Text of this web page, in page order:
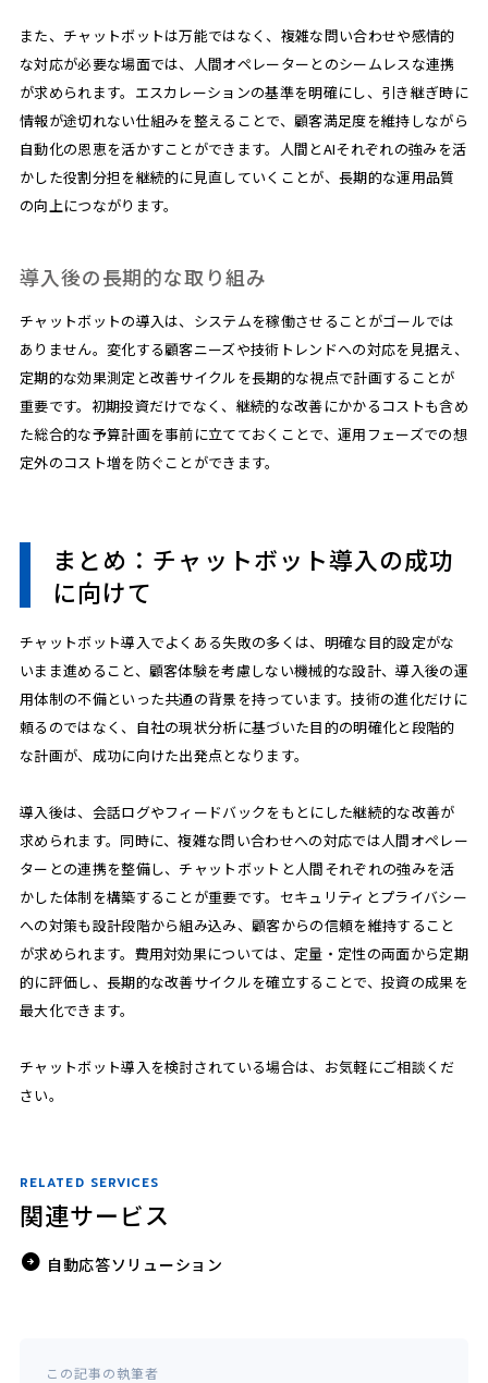
また、チャットボットは万能ではなく、複雑な問い合わせや感情的
な対応が必要な場面では、人間オペレーターとのシームレスな連携
が求められます。エスカレーションの基準を明確にし、引き継ぎ時に
情報が途切れない仕組みを整えることで、顧客満足度を維持しながら
自動化の恩恵を活かすことができます。人間とAIそれぞれの強みを活
かした役割分担を継続的に見直していくことが、長期的な運用品質
の向上につながります。
導入後の長期的な取り組み
チャットボットの導入は、システムを稼働させることがゴールでは
ありません。変化する顧客ニーズや技術トレンドへの対応を見据え、
定期的な効果測定と改善サイクルを長期的な視点で計画することが
重要です。初期投資だけでなく、継続的な改善にかかるコストも含め
た総合的な予算計画を事前に立てておくことで、運用フェーズでの想
定外のコスト増を防ぐことができます。
まとめ：チャットボット導入の成功
に向けて
チャットボット導入でよくある失敗の多くは、明確な目的設定がな
いまま進めること、顧客体験を考慮しない機械的な設計、導入後の運
用体制の不備といった共通の背景を持っています。技術の進化だけに
頼るのではなく、自社の現状分析に基づいた目的の明確化と段階的
な計画が、成功に向けた出発点となります。
導入後は、会話ログやフィードバックをもとにした継続的な改善が
求められます。同時に、複雑な問い合わせへの対応では人間オペレー
ターとの連携を整備し、チャットボットと人間それぞれの強みを活
かした体制を構築することが重要です。セキュリティとプライバシー
への対策も設計段階から組み込み、顧客からの信頼を維持すること
が求められます。費用対効果については、定量・定性の両面から定期
的に評価し、長期的な改善サイクルを確立することで、投資の成果を
最大化できます。
チャットボット導入を検討されている場合は、お気軽にご相談くだ
さい。
RELATED SERVICES
関連サービス
自動応答ソリューション
この記事の執筆者